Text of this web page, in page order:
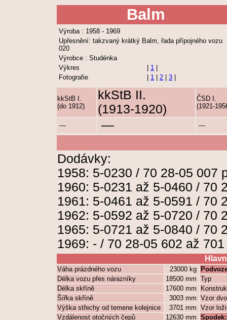
Balm
Výroba : 1958 - 1969
Upřesnění: takzvaný krátký Balm, řada přípojného vozu
020
Výrobce : Studénka
Výkres
1
Fotografie
1 2 3
kkStB I.
(do 1912)
kkStB II.
(1913-1920)
ČSD I.
(1921-
— — —
Dodávky:
1958: 5-0230 / 70 28-05 007
1960: 5-0231 až 5-0460 / 70
1961: 5-0461 až 5-0591 / 70
1962: 5-0592 až 5-0720 / 70
1965: 5-0721 až 5-0840 / 70
1969: - / 70 28-05 602 až
Váha prázdného vozu 23000 kg
Délka vozu přes nárazníky
18500 mm Typ
Délka skříně
17600 mm
Šířka skříně
3003 mm Vzor
Výška střechy od temene kolejnice
3701 mm Vzor
Vzdálenost otočných čepů
12630 mm Spodek: